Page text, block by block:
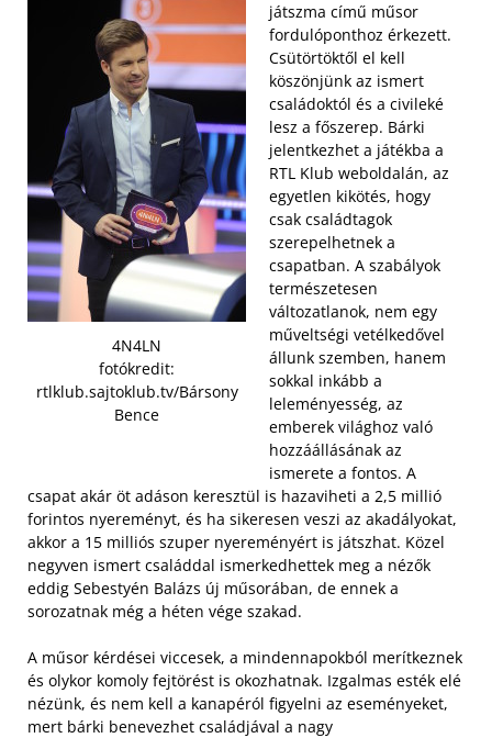
4N4LN
fotókredit:
rtlklub.sajtoklub.tv/Bársony
Bence
játszma című műsor
fordulóponthoz érkezett.
Csütörtöktől el kell
köszönjünk az ismert
családoktól és a civileké
lesz a főszerep. Bárki
jelentkezhet a játékba a
RTL Klub weboldalán, az
egyetlen kikötés, hogy
csak családtagok
szerepelhetnek a
csapatban. A szabályok
természetesen
változatlanok, nem egy
műveltségi vetélkedővel
állunk szemben, hanem
sokkal inkább a
leleményesség, az
emberek világhoz való
hozzáállásának az
ismerete a fontos. A
csapat akár öt adáson keresztül is hazaviheti a 2,5 millió
forintos nyereményt, és ha sikeresen veszi az akadályokat,
akkor a 15 milliós szuper nyereményért is játszhat. Közel
negyven ismert családdal ismerkedhettek meg a nézők
eddig Sebestyén Balázs új műsorában, de ennek a
sorozatnak még a héten vége szakad.
A műsor kérdései viccesek, a mindennapokból merítkeznek
és olykor komoly fejtörést is okozhatnak. Izgalmas esték elé
nézünk, és nem kell a kanapéról figyelni az eseményeket,
mert bárki benevezhet családjával a nagy